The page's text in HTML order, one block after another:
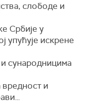
слободе и
Србије у
упућује искрене
сународницима
вредност и